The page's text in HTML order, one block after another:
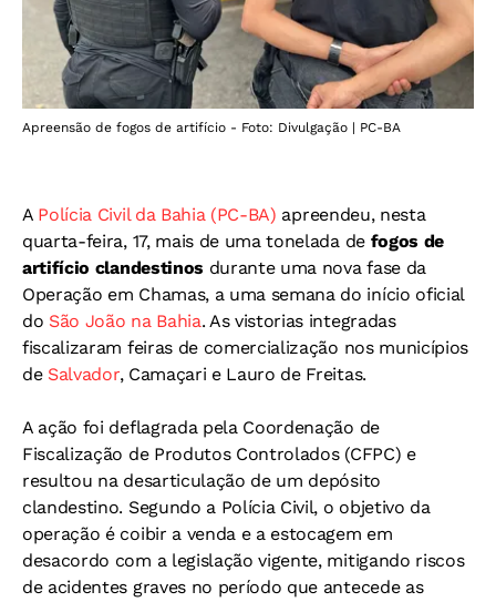
Apreensão de fogos de artifício - Foto: Divulgação | PC-BA
A Polícia Civil da Bahia (PC-BA) apreendeu, nesta
quarta-feira, 17, mais de uma tonelada de fogos de
artifício clandestinos durante uma nova fase da
Operação em Chamas, a uma semana do início oficial
do São João na Bahia. As vistorias integradas
fiscalizaram feiras de comercialização nos municípios
de Salvador, Camaçari e Lauro de Freitas.
A ação foi deflagrada pela Coordenação de
Fiscalização de Produtos Controlados (CFPC) e
resultou na desarticulação de um depósito
clandestino. Segundo a Polícia Civil, o objetivo da
operação é coibir a venda e a estocagem em
desacordo com a legislação vigente, mitigando riscos
de acidentes graves no período que antecede as